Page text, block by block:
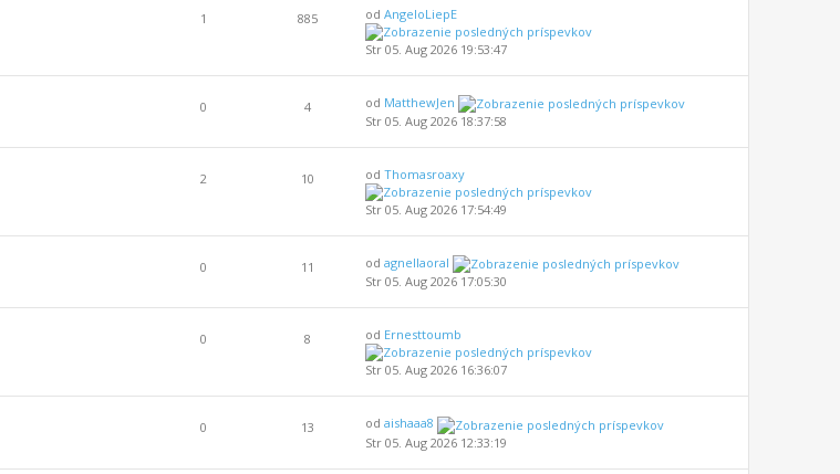
1 885 odAngeloLiepE
Str 05. Aug 2026 19:53:47
0 4 od MatthewJen
Str 05. Aug 2026 18:37:58
2 10 odThomasroaxy
Str 05. Aug 2026 17:54:49
0 11 odagnellaoral
Str 05. Aug 2026 17:05:30
0 8 od Ernesttoumb
Str 05. Aug 2026 16:36:07
0 13 odaishaaa8
Str 05. Aug 2026 12:33:19